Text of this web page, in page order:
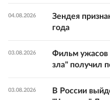
04.08.2026
Зендея
года
03.08.2026
Фильм ужасов
зла" получил
03.08.2026
В России